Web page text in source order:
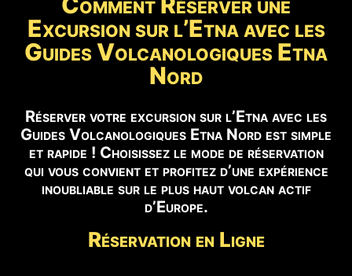
Excursion sur l’Etna avec les
Guides Volcanologiques Etna
Nord
Réserver votre excursion sur l’Etna avec les
Guides Volcanologiques Etna Nord est simple
et rapide ! Choisissez le mode de réservation
qui vous convient et profitez d’une expérience
inoubliable sur le plus haut volcan actif
d’Europe.
Réservation en Ligne